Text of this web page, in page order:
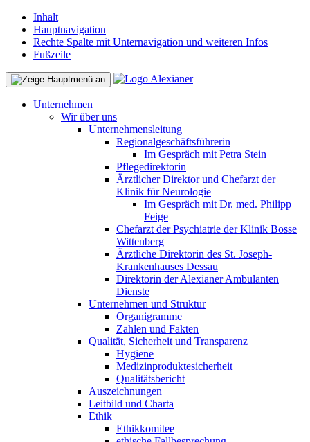
Inhalt
Hauptnavigation
Rechte Spalte mit Unternavigation und weiteren Infos
Fußzeile
Unternehmen
Wir über uns
Unternehmensleitung
Regionalgeschäftsführerin
Im Gespräch mit Petra Stein
Pflegedirektorin
Ärztlicher Direktor und Chefarzt der
Klinik für Neurologie
Im Gespräch mit Dr. med. Philipp
Feige
Chefarzt der Psychiatrie der Klinik Bosse
Wittenberg
Ärztliche Direktorin des St. Joseph-
Krankenhauses Dessau
Direktorin der Alexianer Ambulanten
Dienste
Unternehmen und Struktur
Organigramme
Zahlen und Fakten
Qualität, Sicherheit und Transparenz
Hygiene
Medizinproduktesicherheit
Qualitätsbericht
Auszeichnungen
Leitbild und Charta
Ethik
Ethikkomitee